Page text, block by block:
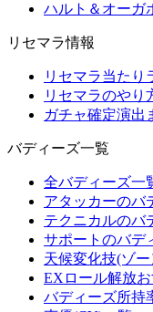
ハルト＆オーガ
リセマラ情報
リセマラ当たり
リセマラのやり
ガチャ確定演出
バディーズ一覧
全バディーズ一
アタッカーのバ
テクニカルのバ
サポートのバデ
天候変化技(ゾ
EXロール解放
バディーズ所持